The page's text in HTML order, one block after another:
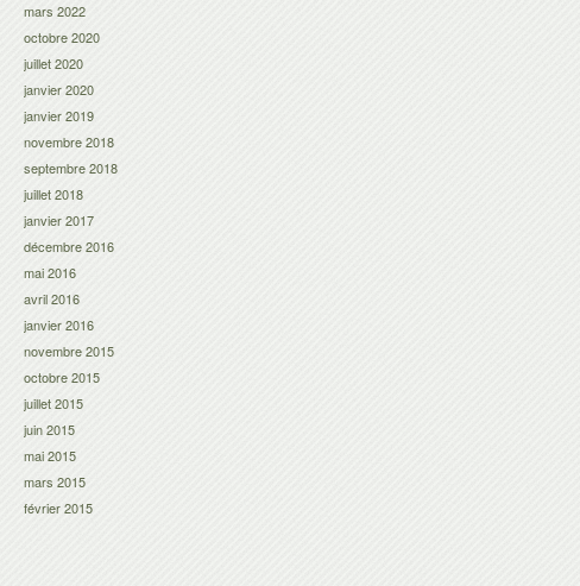
mars 2022
octobre 2020
juillet 2020
janvier 2020
janvier 2019
novembre 2018
septembre 2018
juillet 2018
janvier 2017
décembre 2016
mai 2016
avril 2016
janvier 2016
novembre 2015
octobre 2015
juillet 2015
juin 2015
mai 2015
mars 2015
février 2015